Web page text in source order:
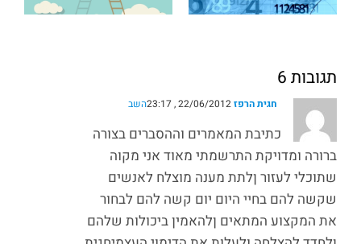
תגובות 6
חגית הרפז השב
כתיבת המאמרים וההסברים בצורה
ברורה ומדויקת התרשמתי מאוד אני מקוה
שתוכלי לעזור ןלתת מענה מוצלח לאנשים
שקשה להם בחיי היום יום קשה להם לבחור
את המקצוע המתאים ןלהאמין ביכולות שלהם